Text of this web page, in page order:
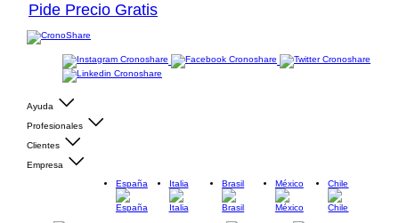
Pide Precio Gratis
Ayuda
Profesionales
Clientes
Empresa
España
Italia Brasil México Chile